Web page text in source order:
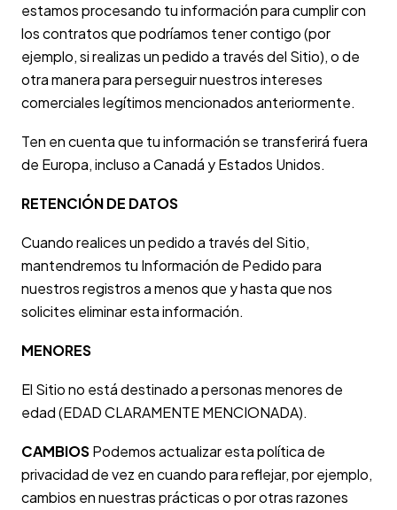
estamos procesando tu información para cumplir con
los contratos que podríamos tener contigo (por
ejemplo, si realizas un pedido a través del Sitio), o de
otra manera para perseguir nuestros intereses
comerciales legítimos mencionados anteriormente.
Ten en cuenta que tu información se transferirá fuera
de Europa, incluso a Canadá y Estados Unidos.
RETENCIÓN DE DATOS
Cuando realices un pedido a través del Sitio,
mantendremos tu Información de Pedido para
nuestros registros a menos que y hasta que nos
solicites eliminar esta información.
MENORES
El Sitio no está destinado a personas menores de
edad (EDAD CLARAMENTE MENCIONADA).
CAMBIOSPodemos actualizar esta política de
privacidad de vez en cuando para reflejar, por ejemplo,
cambios en nuestras prácticas o por otras razones